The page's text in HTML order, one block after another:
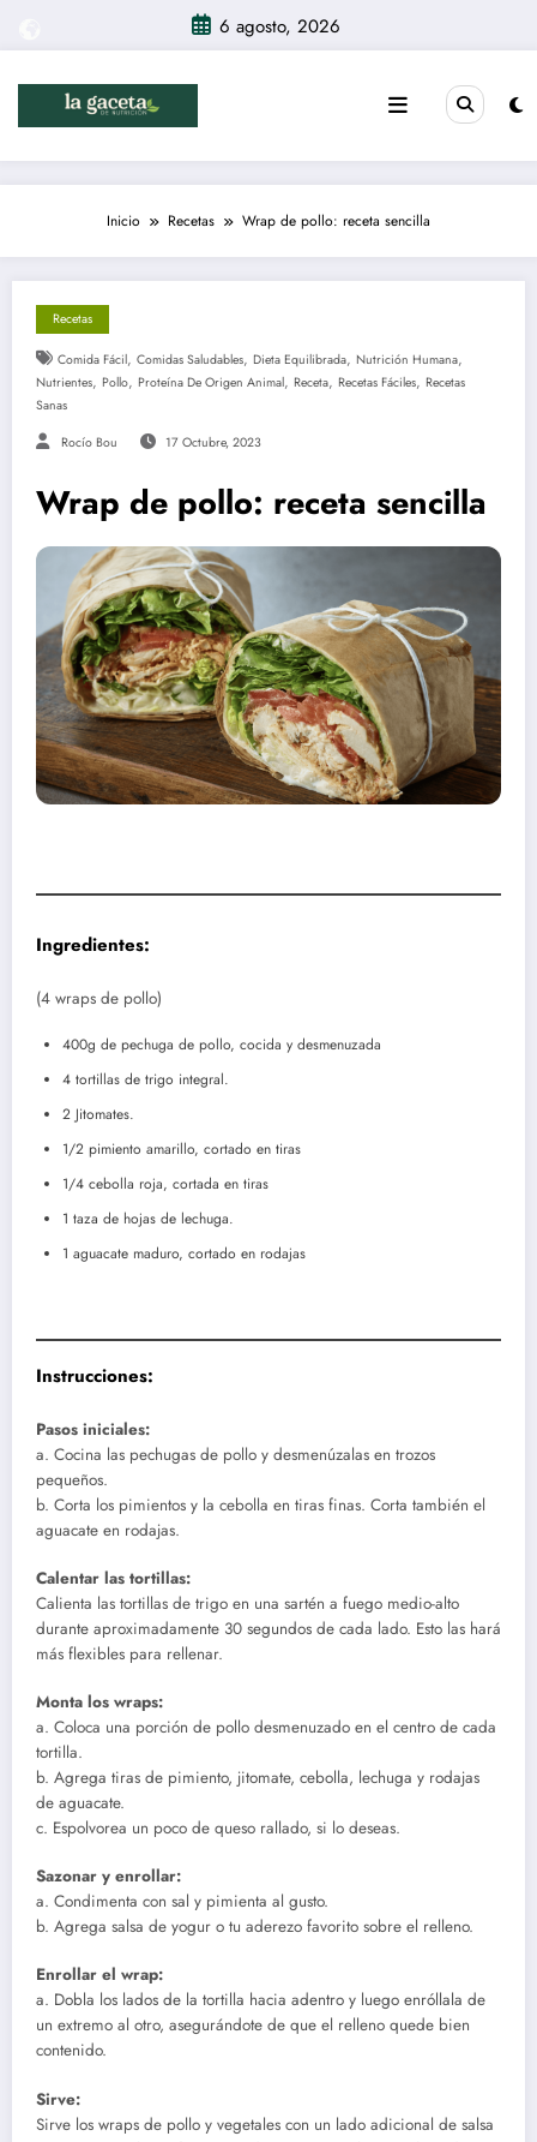
contenido
6 agosto, 2026
Inicio Recetas Wrap de pollo: receta sencilla
Recetas
Comida Fácil, Comidas Saludables, Dieta Equilibrada, Nutrición Humana,
Nutrientes, Pollo, Proteína De Origen Animal, Receta, Recetas Fáciles, Recetas
Sanas
Rocío Bou 17 Octubre, 2023
Wrap de pollo: receta sencilla
Ingredientes:
(4 wraps de pollo)
400g de pechuga de pollo, cocida y desmenuzada
4 tortillas de trigo integral.
2 Jitomates.
1/2 pimiento amarillo, cortado en tiras
1/4 cebolla roja, cortada en tiras
1 taza de hojas de lechuga.
1 aguacate maduro, cortado en rodajas
Instrucciones:
Pasos iniciales:
a. Cocina las pechugas de pollo y desmenúzalas en trozos
pequeños.
b. Corta los pimientos y la cebolla en tiras finas. Corta también el
aguacate en rodajas.
Calentar las tortillas:
Calienta las tortillas de trigo en una sartén a fuego medio-alto
durante aproximadamente 30 segundos de cada lado. Esto las hará
más flexibles para rellenar.
Monta los wraps:
a. Coloca una porción de pollo desmenuzado en el centro de cada
tortilla.
b. Agrega tiras de pimiento, jitomate, cebolla, lechuga y rodajas
de aguacate.
c. Espolvorea un poco de queso rallado, si lo deseas.
Sazonar y enrollar:
a. Condimenta con sal y pimienta al gusto.
b. Agrega salsa de yogur o tu aderezo favorito sobre el relleno.
Enrollar el wrap:
a. Dobla los lados de la tortilla hacia adentro y luego enróllala de
un extremo al otro, asegurándote de que el relleno quede bien
contenido.
Sirve:
Sirve los wraps de pollo y vegetales con un lado adicional de salsa